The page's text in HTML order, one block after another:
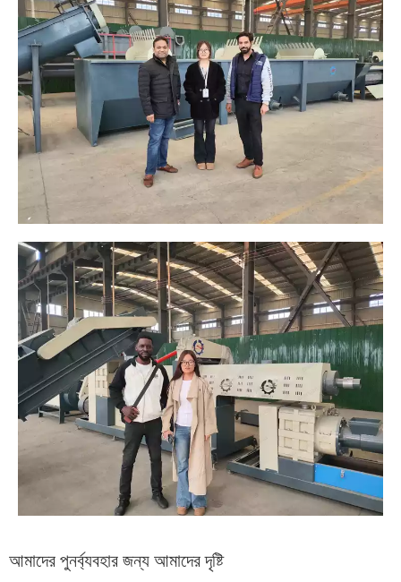
আমাদের পুনর্ব্যবহার জন্য আমাদের দৃষ্টি